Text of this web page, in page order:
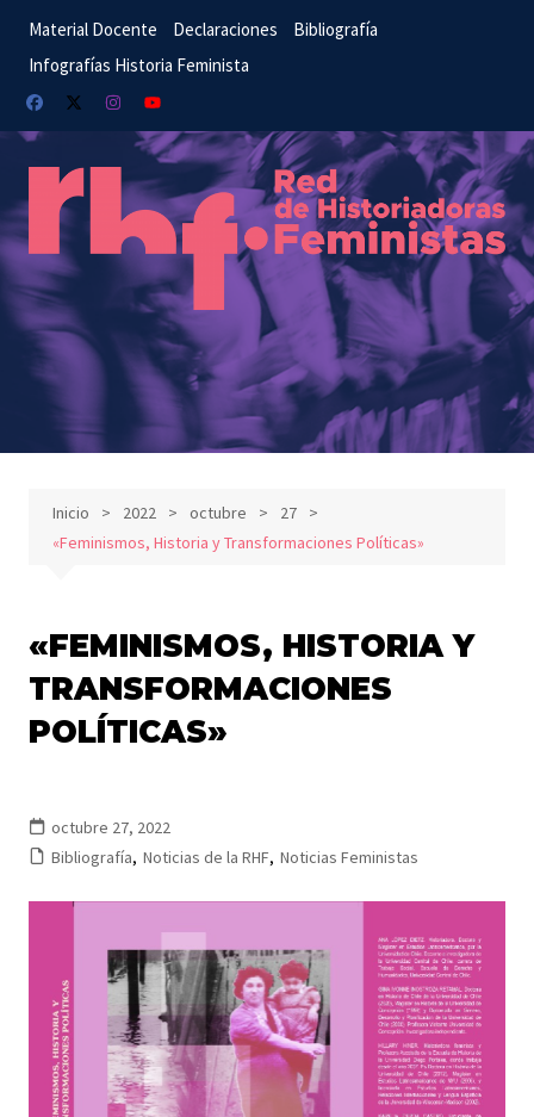
Material Docente Declaraciones
Bibliografía
Infografías Historia Feminista
Inicio 2022 octubre
27
«Feminismos, Historia y Transformaciones Políticas»
«FEMINISMOS, HISTORIA Y
TRANSFORMACIONES
POLÍTICAS»
octubre 27, 2022
Bibliografía, Noticias de la RHF, Noticias Feministas